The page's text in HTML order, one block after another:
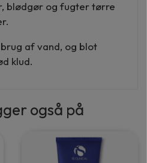
blødgør og fugter tørre
af vand, og blot
klud.
også på